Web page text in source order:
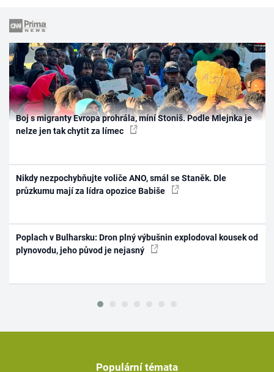
Boj s migranty Evropa prohrála, míní Stoniš. Podle Mlejnka je
nelze jen tak chytit za límec
Nikdy nezpochybňujte voliče ANO, smál se Staněk. Dle
průzkumu mají za lídra opozice Babiše
Poplach v Bulharsku: Dron plný výbušnin explodoval kousek od
plynovodu, jeho původ je nejasný
Populární témata